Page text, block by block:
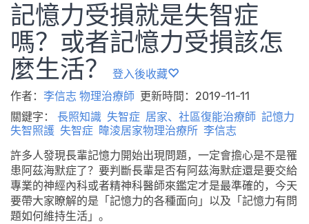
記憶力受損就是失智症
嗎？或者記憶力受損該怎
麼生活？
登入後收藏
作者： 李信志 物理治療師 更新時間：2019-11-11
關鍵字： 長照知識 失智症 居家、社區復能治療師 記憶力
失智照護 失智症 暐淩居家物理治療所 李信志
許多人發現長輩記憶力開始出現問題，一定會擔心是不是罹
患阿茲海默症了？要判斷長輩是否有阿茲海默症還是要交給
專業的神經內科或者精神科醫師來鑑定才是最準確的，今天
要帶大家瞭解的是「記憶力的各種面向」以及「記憶力有問
題如何維持生活」。